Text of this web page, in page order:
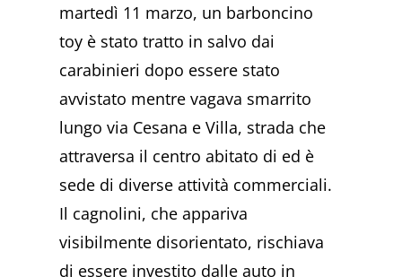
martedì 11 marzo, un barboncino
toy è stato tratto in salvo dai
carabinieri dopo essere stato
avvistato mentre vagava smarrito
lungo via Cesana e Villa, strada che
attraversa il centro abitato di ed è
sede di diverse attività commerciali.
Il cagnolini, che appariva
visibilmente disorientato, rischiava
di essere investito dalle auto in